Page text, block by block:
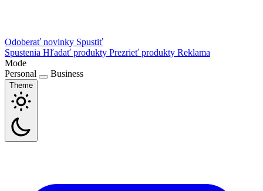
Odoberať novinky Spustiť
Spustenia Hľadať produkty Prezrieť produkty Reklama
Mode
Personal
Business
Theme